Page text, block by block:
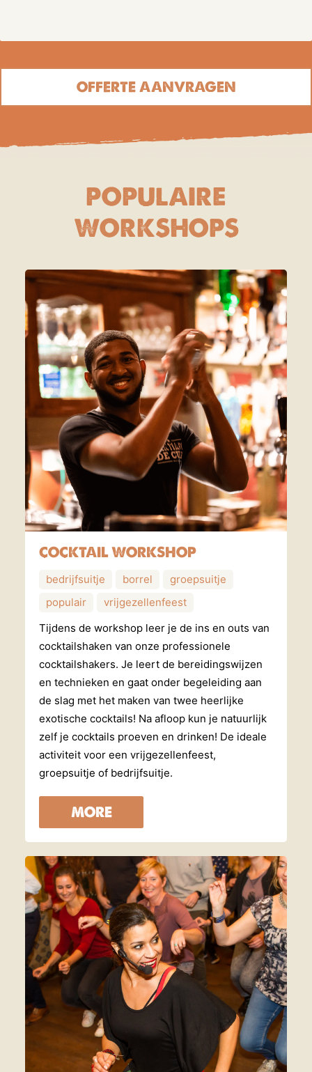
POPULAIRE
WORKSHOPS
COCKTAIL WORKSHOP
bedrijfsuitje borrel
groepsuitje
populair
vrijgezellenfeest
Tijdens de workshop leer je de ins en outs van
cocktailshaken van onze professionele
cocktailshakers. Je leert de bereidingswijzen
en technieken en gaat onder begeleiding aan
de slag met het maken van twee heerlijke
exotische cocktails! Na afloop kun je natuurlijk
zelf je cocktails proeven en drinken! De ideale
activiteit voor een vrijgezellenfeest,
groepsuitje of bedrijfsuitje.
MORE